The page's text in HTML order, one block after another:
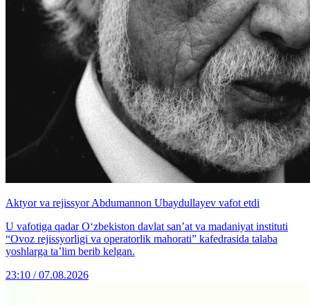
Aktyor va rejissyor Abdumannon Ubaydullayev vafot etdi
U vafotiga qadar O‘zbekiston davlat san’at va madaniyat instituti
“Ovoz rejissyorligi va operatorlik mahorati” kafedrasida talaba
yoshlarga ta’lim berib kelgan.
23:10 / 07.08.2026